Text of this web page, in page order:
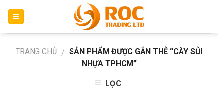
TRANG CHỦ / SẢN PHẨM ĐƯỢC GẮN THẺ “CÂY SỦI
NHỰA TPHCM”
LỌC